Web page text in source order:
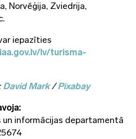
Norvēģija, Zviedrija,
iepazīties
lv/turisma-
David Mark/Pixabay
un informācijas departamentā